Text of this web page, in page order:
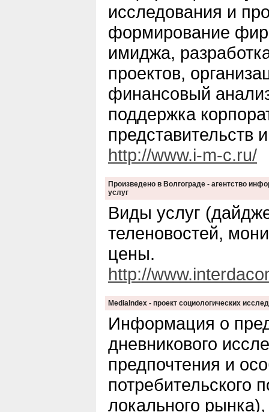
исследования и
формирование
имиджа,
проектов,
финансовый
поддержка
представительств
http://www.i-m-c.ru/
Произведено в Волгограде - агентство
услуг
Виды услуг
теленовостей,
цены.
http://
MediaIndex - проект социологических
Информация о
дневникового
предпочтения и
потребительского
локального